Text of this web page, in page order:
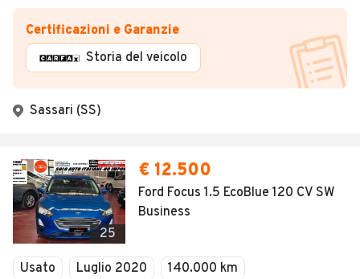
Certificazioni e Garanzie
Storia del veicolo
Sassari (SS)
25
€ 12.500
Ford Focus 1.5 EcoBlue 120 CV SW
Business
Usato Luglio 2020
140.000 km